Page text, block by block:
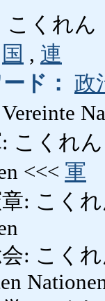
こくれん
国 , 連
ド： 政
Vereinte
こくれん
<<< 軍
: こく
: こく